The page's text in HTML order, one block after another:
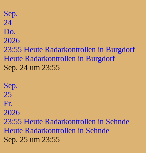
Sep.
24
Do.
2026
23:55 Heute Radarkontrollen in Burgdorf
Heute Radarkontrollen in Burgdorf
Sep. 24 um 23:55
Sep.
25
Fr.
2026
23:55 Heute Radarkontrollen in Sehnde
Heute Radarkontrollen in Sehnde
Sep. 25 um 23:55